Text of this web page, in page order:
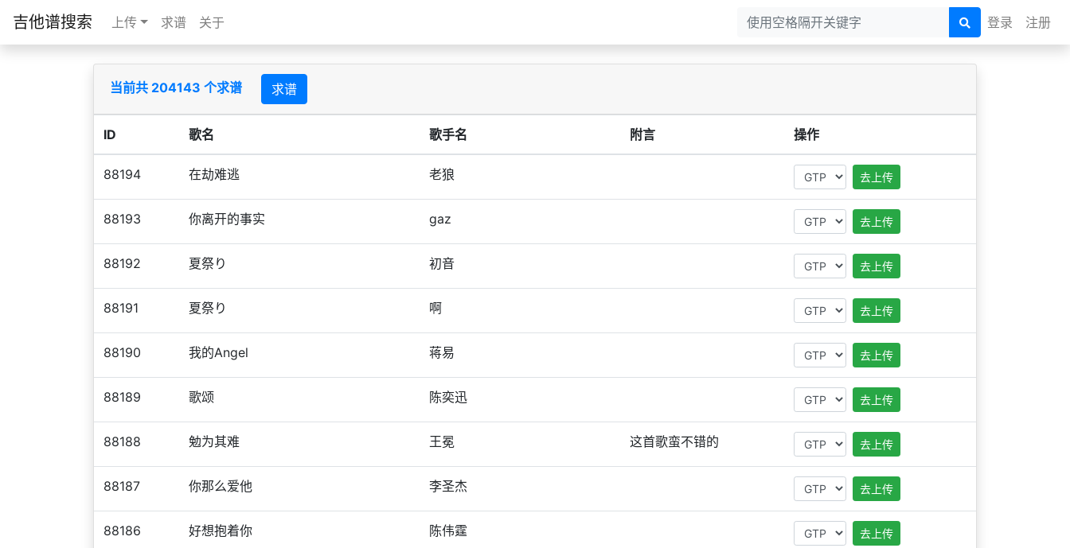
吉他谱搜索 上传 求谱 关于 登录 注册
当前共 204143 个求谱 求谱
ID 歌名 歌手名 附言 操作
88194 在劫难逃 老狼 去上传
88193 你离开的事实 gaz 去上传
88192 夏祭り 初音 去上传
88191 夏祭り 啊 去上传
88190 我的Angel 蒋易 去上传
88189 歌颂 陈奕迅 去上传
88188 勉为其难 王冕 这首歌蛮不错的 去上传
88187 你那么爱他 李圣杰 去上传
88186 好想抱着你 陈伟霆 去上传